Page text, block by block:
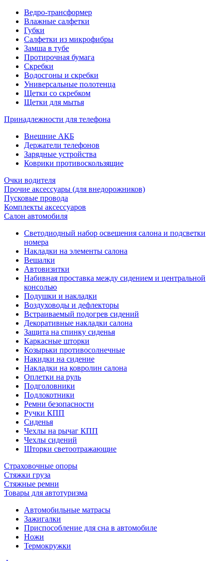
Ведро-трансформер
Влажные салфетки
Губки
Салфетки из микрофибры
Замша в тубе
Протирочная бумага
Скребки
Водосгоны и скребки
Универсальные полотенца
Щетки со скребком
Щетки для мытья
Принадлежности для телефона
Внешние АКБ
Держатели телефонов
Зарядные устройства
Коврики противоскользящие
Очки водителя
Прочие аксессуары (для внедорожников)
Пусковые провода
Комплекты аксессуаров
Салон автомобиля
Светодиодный набор освещения салона и подсветки
номера
Накладки на элементы салона
Вешалки
Автовизитки
Набивная проставка между сидением и центральной
консолью
Подушки и накладки
Воздуховоды и дефлекторы
Встраиваемый подогрев сидений
Декоративные накладки салона
Защита на спинку сиденья
Каркасные шторки
Козырьки противосолнечные
Накидки на сидение
Накладки на ковролин салона
Оплетки на руль
Подголовники
Подлокотники
Ремни безопасности
Ручки КПП
Сиденья
Чехлы на рычаг КПП
Чехлы сидений
Шторки светоотражающие
Страховочные опоры
Стяжки груза
Стяжные ремни
Товары для автотуризма
Автомобильные матрасы
Зажигалки
Приспособление для сна в автомобиле
Ножи
Термокружки